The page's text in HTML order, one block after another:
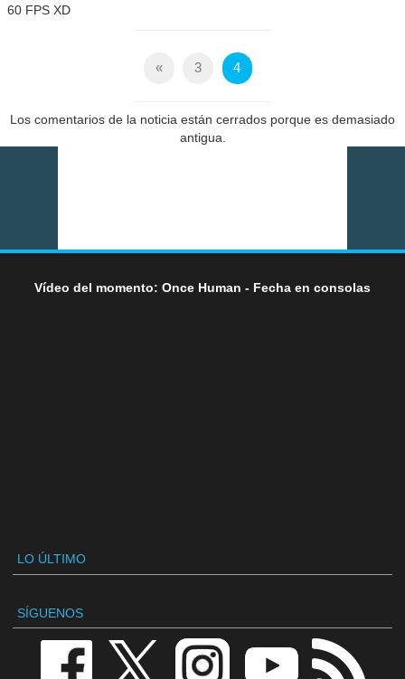
60 FPS XD
« 3 4
Los comentarios de la noticia están cerrados porque es demasiado
antigua.
Vídeo del momento: Once Human - Fecha en consolas
LO ÚLTIMO
SÍGUENOS